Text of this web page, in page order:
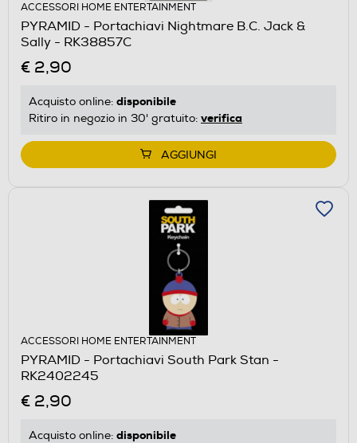
ACCESSORI HOME ENTERTAINMENT
PYRAMID - Portachiavi Nightmare B.C. Jack &
Sally - RK38857C
€ 2,90
Acquisto online: disponibile
Ritiro in negozio in 30' gratuito: verifica
AGGIUNGI
ACCESSORI HOME ENTERTAINMENT
PYRAMID - Portachiavi South Park Stan -
RK2402245
€ 2,90
Acquisto online: disponibile